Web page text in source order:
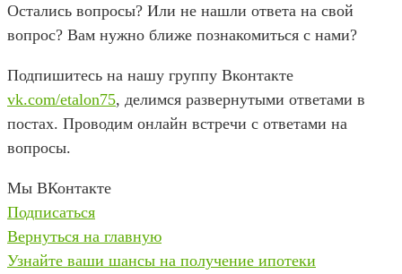
Остались вопросы? Или не нашли ответа на свой
вопрос? Вам нужно ближе познакомиться с нами?
Подпишитесь на нашу группу Вконтакте
vk.com/etalon75, делимся развернутыми ответами в
постах. Проводим онлайн встречи с ответами на
вопросы.
Мы ВКонтакте
Подписаться
Вернуться на главную
Узнайте ваши шансы на получение ипотеки